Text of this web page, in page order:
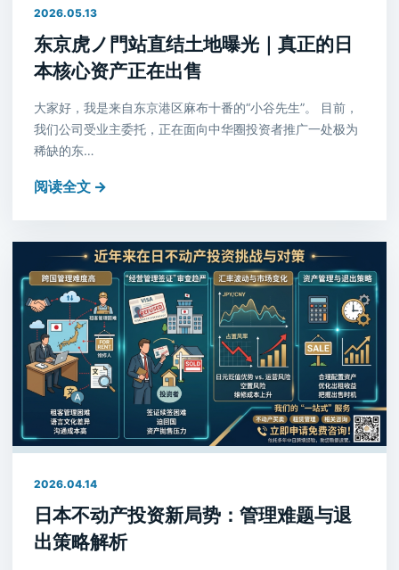
2026.05.13
东京虎ノ門站直结土地曝光｜真正的日
本核心资产正在出售
大家好，我是来自东京港区麻布十番的“小谷先生”。 目前，
我们公司受业主委托，正在面向中华圈投资者推广一处极为
稀缺的东…
阅读全文 →
2026.04.14
日本不动产投资新局势：管理难题与退
出策略解析